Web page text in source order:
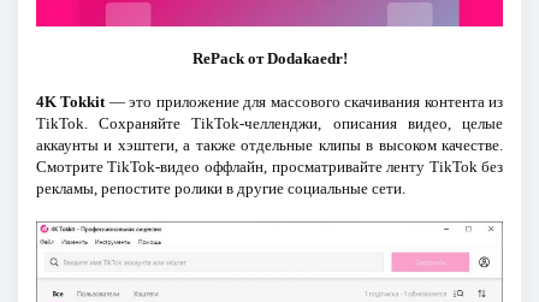
RePack от Dodakaedr!
4K Tokkit — это приложение для массового скачивания контента из
TikTok. Сохраняйте TikTok-челленджи, описания видео, целые
аккаунты и хэштеги, а также отдельные клипы в высоком качестве.
Смотрите TikTok-видео оффлайн, просматривайте ленту TikTok без
рекламы, репостите ролики в другие социальные сети.